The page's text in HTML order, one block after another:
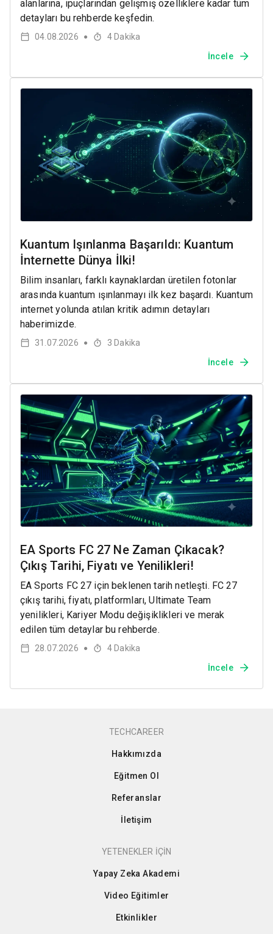
alanlarına, ipuçlarından gelişmiş özelliklere kadar tüm
detayları bu rehberde keşfedin.
04.08.2026 ● 4 Dakika
İncele
Kuantum Işınlanma Başarıldı: Kuantum
İnternette Dünya İlki!
Bilim insanları, farklı kaynaklardan üretilen fotonlar
arasında kuantum ışınlanmayı ilk kez başardı. Kuantum
internet yolunda atılan kritik adımın detayları
haberimizde.
31.07.2026 ● 3 Dakika
İncele
EA Sports FC 27 Ne Zaman Çıkacak?
Çıkış Tarihi, Fiyatı ve Yenilikleri!
EA Sports FC 27 için beklenen tarih netleşti. FC 27
çıkış tarihi, fiyatı, platformları, Ultimate Team
yenilikleri, Kariyer Modu değişiklikleri ve merak
edilen tüm detaylar bu rehberde.
28.07.2026 ● 4 Dakika
İncele
TECHCAREER
Hakkımızda
Eğitmen Ol
Referanslar
İletişim
YETENEKLER İÇİN
Yapay Zeka Akademi
Video Eğitimler
Etkinlikler